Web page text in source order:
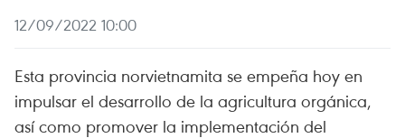
12/09/2022 10:00
Esta provincia norvietnamita se empeña hoy en
impulsar el desarrollo de la agricultura orgánica,
así como promover la implementación del